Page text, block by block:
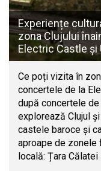
Experiențe
zona Clujului
Electric Castle și
Ce poți vizita în
concertele de la
după concertele
explorează Clujul
castele baroce și
aproape de zonele
locală: Țara Călatei